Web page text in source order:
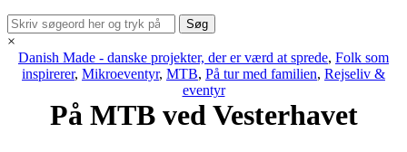
×
Danish Made - danske projekter, der er værd at sprede, Folk som
inspirerer, Mikroeventyr, MTB, På tur med familien, Rejseliv &
eventyr
På MTB ved Vesterhavet